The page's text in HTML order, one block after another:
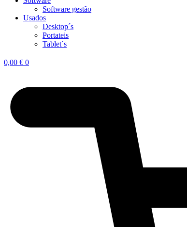
Software gestão
Usados
Desktop´s
Portateis
Tablet´s
0,00 € 0